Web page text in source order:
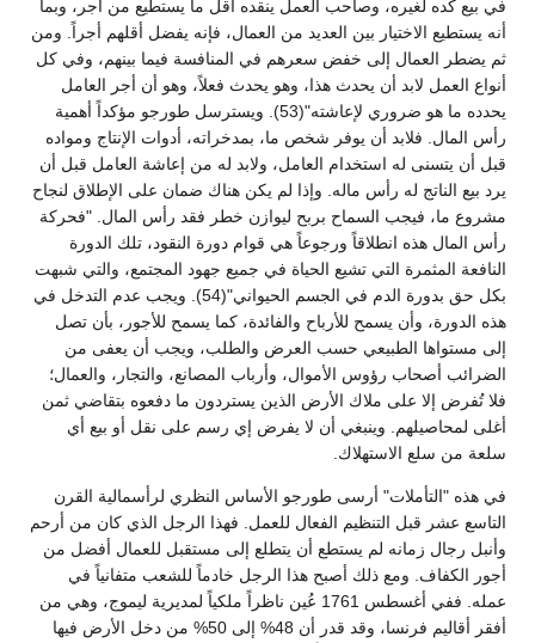
في بيع كده لغيره، وصاحب العمل ينقده أقل ما يستطيع من أجر، وبما
أنه يستطيع الاختيار بين العديد من العمال، فإنه يفضل أقلهم أجراً. ومن
ثم يضطر العمال إلى خفض سعرهم في المنافسة فيما بينهم، وفي كل
أنواع العمل لابد أن يحدث هذا، وهو يحدث فعلاً، وهو أن أجر العامل
يحدده ما هو ضروري لإعاشته"(53). ويسترسل طورجو مؤكداً أهمية
رأس المال. فلابد أن يوفر شخص ما، بمدخراته، أدوات الإنتاج ومواده
قبل أن يتسنى له استخدام العامل، ولابد له من إعاشة العامل قبل أن
يرد بيع الناتج له رأس ماله. وإذا لم يكن هناك ضمان على الإطلاق لنجاح
مشروع ما، فيجب السماح بربح ليوازن خطر فقد رأس المال. "فحركة
رأس المال هذه انطلاقاً ورجوعاً هي قوام دورة النقود، تلك الدورة
النافعة المثمرة التي تشيع الحياة في جميع جهود المجتمع، والتي شبهت
بكل حق بدورة الدم في الجسم الحيواني"(54). ويجب عدم التدخل في
هذه الدورة، وأن يسمح للأرباح والفائدة، كما يسمح للأجور، بأن تصل
إلى مستواها الطبيعي حسب العرض والطلب، ويجب أن يعفى من
الضرائب أصحاب رؤوس الأموال، وأرباب المصانع، والتجار، والعمال؛
فلا تُفرض إلا على ملاك الأرض الذين يستردون ما دفعوه بتقاضي ثمن
أغلى لمحاصيلهم. وينبغي أن لا يفرض إي رسم على نقل أو بيع أي
سلعة من سلع الاستهلاك.
في هذه "التأملات" أرسى طورجو الأساس النظري لرأسمالية القرن
التاسع عشر قبل التنظيم الفعال للعمل. فهذا الرجل الذي كان من أرحم
وأنبل رجال زمانه لم يستطع أن يتطلع إلى مستقبل للعمال أفضل من
أجور الكفاف. ومع ذلك أصبح هذا الرجل خادماً للشعب متفانياً في
عمله. ففي أغسطس 1761 عُين ناظراً ملكياً لمديرية ليموج، وهي من
أفقر أقاليم فرنسا، وقد قدر أن 48% إلى 50% من دخل الأرض فيها